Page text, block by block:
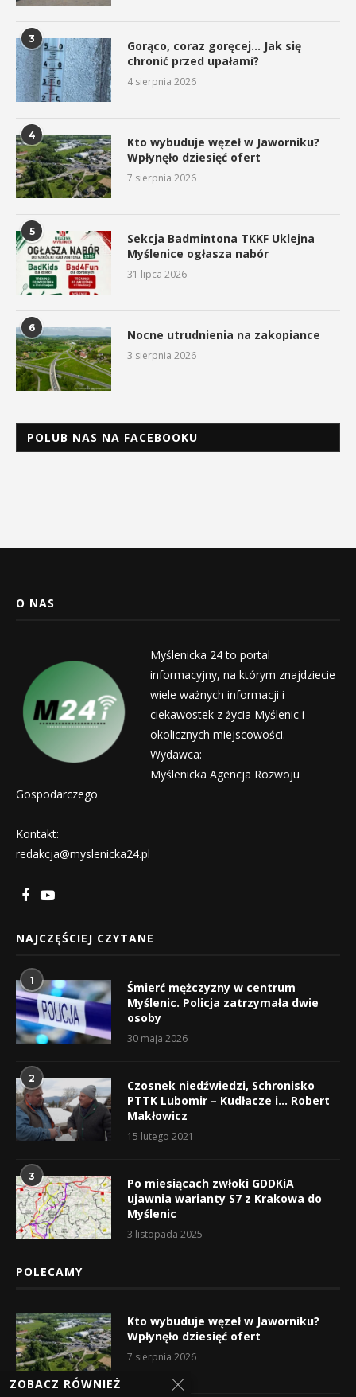
3
Gorąco, coraz goręcej… Jak się
chronić przed upałami?
4 sierpnia 2026
4
Kto wybuduje węzeł w Jaworniku?
Wpłynęło dziesięć ofert
7 sierpnia 2026
5
Sekcja Badmintona TKKF Uklejna
Myślenice ogłasza nabór
31 lipca 2026
6 Nocne utrudnienia na zakopiance
3 sierpnia 2026
POLUB NAS NA FACEBOOKU
O NAS
Myślenicka 24 to portal
informacyjny, na którym znajdziecie
wiele ważnych informacji i
ciekawostek z życia Myślenic i
okolicznych miejscowości.
Wydawca:
Myślenicka Agencja Rozwoju
Gospodarczego
Kontakt:
redakcja@myslenicka24.pl
NAJCZĘŚCIEJ CZYTANE
1
Śmierć mężczyzny w centrum
Myślenic. Policja zatrzymała dwie
osoby
30 maja 2026
2
Czosnek niedźwiedzi, Schronisko
PTTK Lubomir – Kudłacze i… Robert
Makłowicz
15 lutego 2021
3
Po miesiącach zwłoki GDDKiA
ujawnia warianty S7 z Krakowa do
Myślenic
3 listopada 2025
POLECAMY
Kto wybuduje węzeł w Jaworniku?
Wpłynęło dziesięć ofert
7 sierpnia 2026
ZOBACZ RÓWNIEŻ